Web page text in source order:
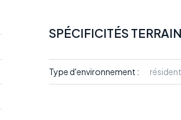
SPÉCIFICITÉS TERRAIN
Type d'environnement :